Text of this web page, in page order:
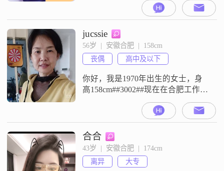
jucssie
56岁  |  安徽合肥  |  158cm
丧偶
高中及以下
你好，我是1970年出生的女士，身
高158cm##3002##现在在合肥工作生
活，月收入在3001到5000元之间，
学历是高中及以下##3002##我是一
个独立自信的人，平时性格善解人
意，乐观积极，随和易相处
##3002##我热爱生活，也注重生活
品质##3002##平时比较关注时尚穿
搭，觉得穿着得体能让自己心情变
合合
43岁  |  安徽合肥  |  174cm
离异
大专